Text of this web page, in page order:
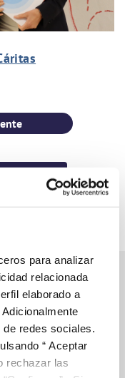
para analizar
relacionada
elaborado a
redes sociales.
“ Aceptar
rechazar las